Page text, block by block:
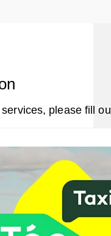
please fill